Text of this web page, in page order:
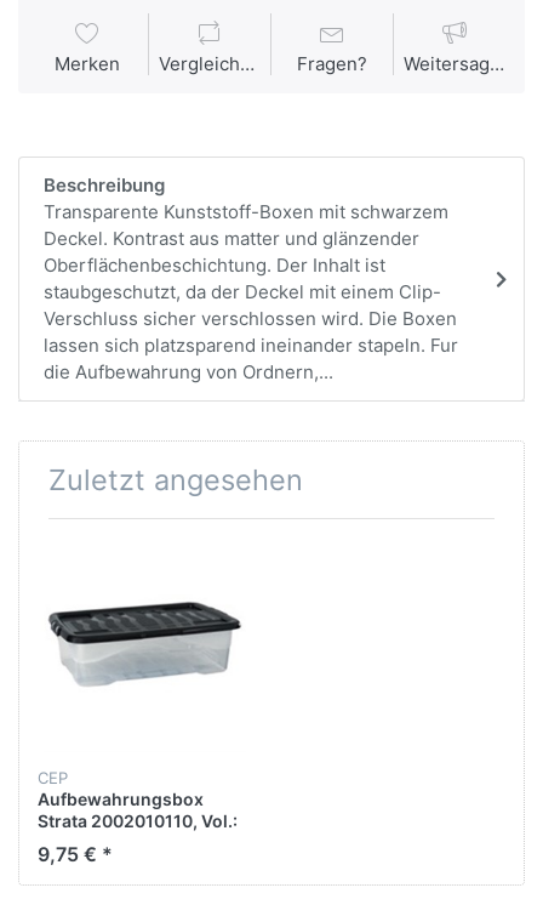
Merken Vergleichen Fragen? Weitersagen
Beschreibung
Transparente Kunststoff-Boxen mit schwarzem
Deckel. Kontrast aus matter und glänzender
Oberflächenbeschichtung. Der Inhalt ist
staubgeschutzt, da der Deckel mit einem Clip-
Verschluss sicher verschlossen wird. Die Boxen
lassen sich platzsparend ineinander stapeln. Fur
die Aufbewahrung von Ordnern,...
Zuletzt angesehen
CEP
Aufbewahrungsbox
Strata 2002010110, Vol.:
30l, Maße:
600x172x397mm,
transparent
9,75 € *